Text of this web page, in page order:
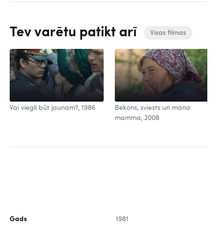
Tev varētu patikt arī Visas filmas
Vai viegli būt jaunam?, 1986
Bekons, sviests un mana
mamma, 2008
Gads 1981